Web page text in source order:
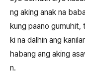
ng aking anak na
kung paano gumuhit,
ki na dalhin ang
habang ang aking
n.